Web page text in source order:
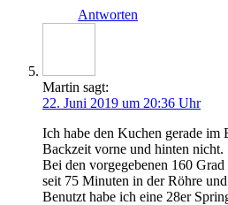
Antworten
Martin sagt:
22. Juni 2019 um 20:36 Uhr
Ich habe den Kuchen gera­de im
Back­zeit vor­ne und hin­ten nicht.
Bei den vor­ge­ge­be­nen 160
seit 75 Minu­ten in der Röh­re
Benutzt habe ich eine 28er